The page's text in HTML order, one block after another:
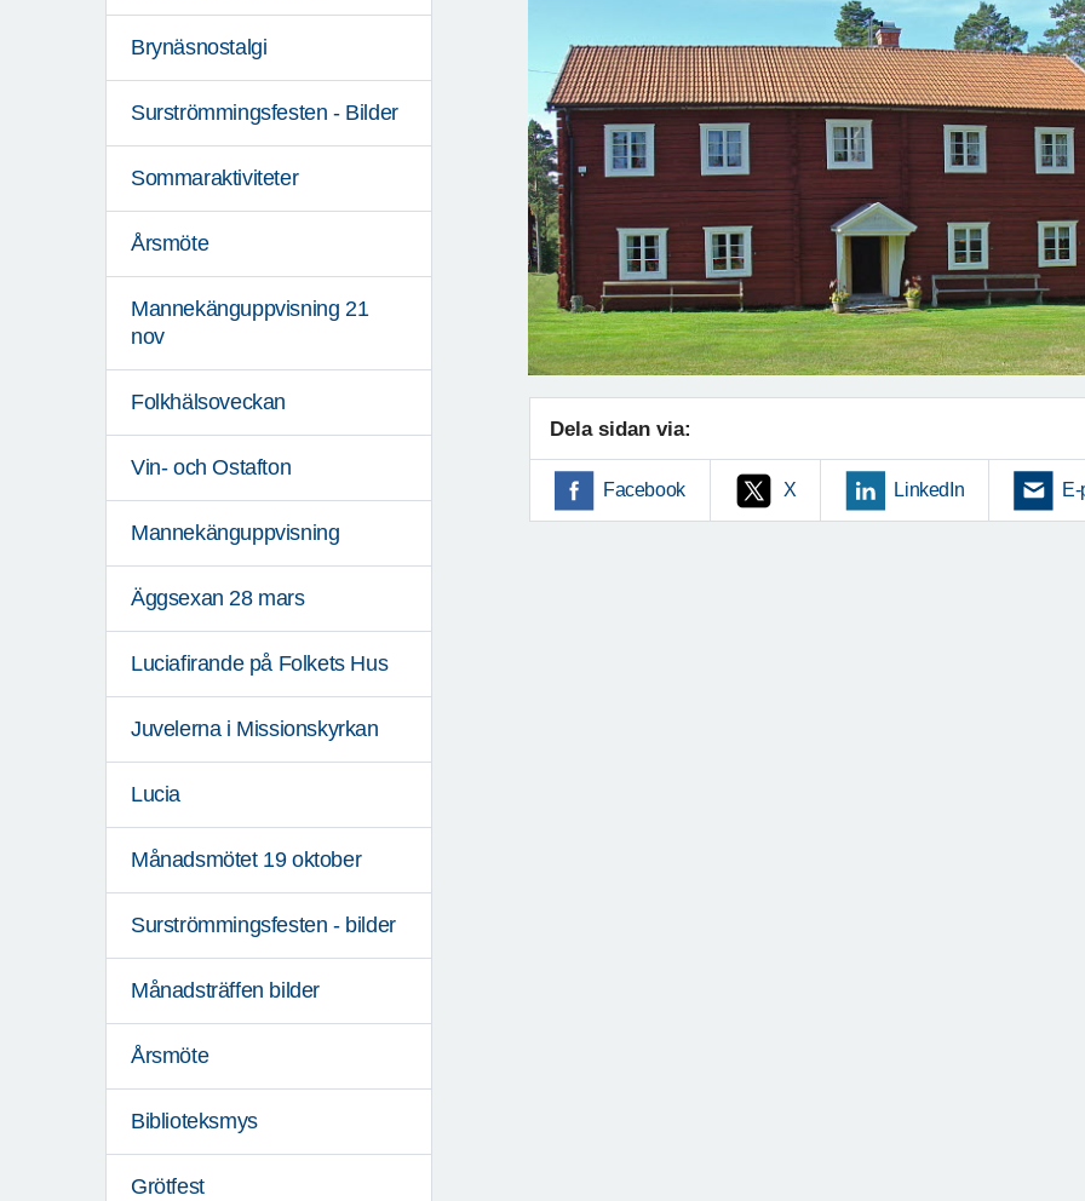
Brynäsnostalgi
Surströmmingsfesten - Bilder
Sommaraktiviteter
Årsmöte
Mannekänguppvisning 21
nov
Folkhälsoveckan
Vin- och Ostafton
Mannekänguppvisning
Äggsexan 28 mars
Luciafirande på Folkets Hus
Juvelerna i Missionskyrkan
Lucia
Månadsmötet 19 oktober
Surströmmingsfesten - bilder
Månadsträffen bilder
Årsmöte
Biblioteksmys
Grötfest
Dela sidan via:
Facebook X LinkedIn